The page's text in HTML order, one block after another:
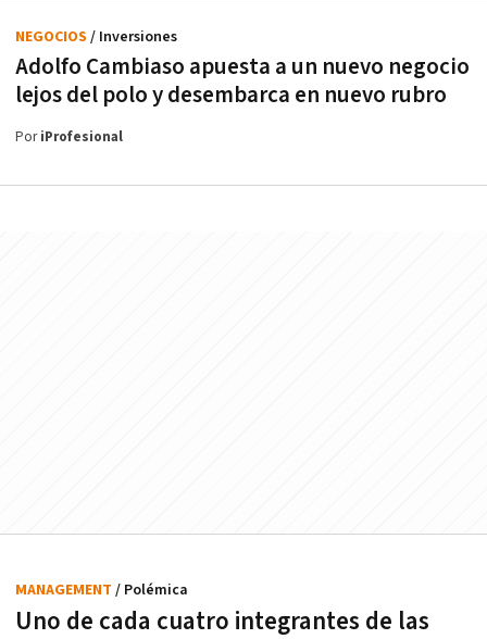
Adolfo Cambiaso apuesta a un nuevo negocio
lejos del polo y desembarca en nuevo rubro
NEGOCIOS / Inversiones
PoriProfesional
Uno de cada cuatro integrantes de las
MANAGEMENT / Polémica